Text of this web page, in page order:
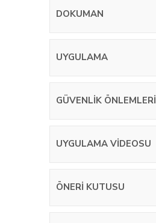
DOKUMAN
UYGULAMA
GÜVENLIK ÖNLEMLERI
UYGULAMA VIDEOSU
ÖNERI KUTUSU